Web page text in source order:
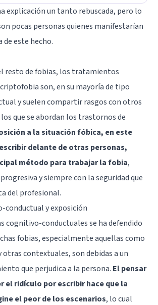
explicación un tanto rebuscada, pero lo
pocas personas quienes manifestarían
de este hecho.
resto de fobias, los tratamientos
son, en su mayoría de tipo
y suelen compartir rasgos con otros
que se abordan los trastornos de
a la situación fóbica, en este
delante de otras personas,
método para trabajar la fobia,
y siempre con la seguridad que
del profesional.
conductual y exposición
cognitivo-conductuales se ha defendido
fobias, especialmente aquellas como
contextuales, son debidas a un
que perjudica a la persona. El pensar
el ridículo por escribir hace que la
el peor de los escenarios, lo cual